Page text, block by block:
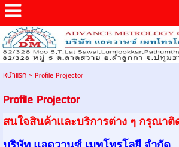
หน้าแรก> Profile Projector
Profile Projector
สนใจสินค้าและบริการต่าง ๆ กรุณาติ